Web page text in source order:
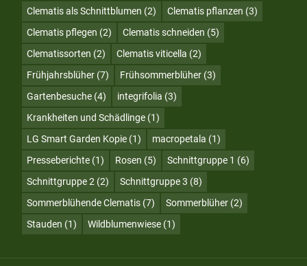
Clematis als Schnittblumen (2) Clematis pflanzen (3)
Clematis pflegen (2) Clematis schneiden (5)
Clematissorten (2) Clematis viticella (2)
Frühjahrsblüher (7) Frühsommerblüher (3)
Gartenbesuche (4) integrifolia (3)
Krankheiten und Schädlinge (1)
LG Smart Garden Kopie (1) macropetala (1)
Presseberichte (1) Rosen (5) Schnittgruppe 1 (6)
Schnittgruppe 2 (2) Schnittgruppe 3 (8)
Sommerblühende Clematis (7) Sommerblüher (2)
Stauden (1) Wildblumenwiese (1)